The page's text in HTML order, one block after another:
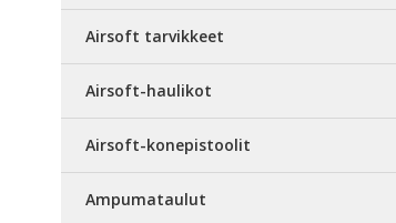
Airsoft tarvikkeet
Airsoft-haulikot
Airsoft-konepistoolit
Ampumataulut